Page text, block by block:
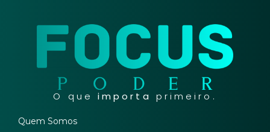
O que importa primeiro.
Quem Somos